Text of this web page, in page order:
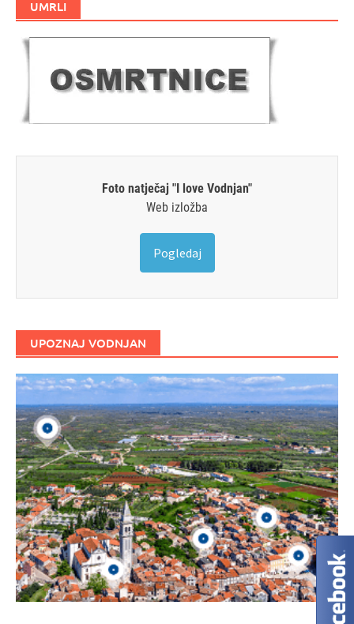
UMRLI
Foto natječaj "I love Vodnjan"
Web izložba
Pogledaj
UPOZNAJ VODNJAN